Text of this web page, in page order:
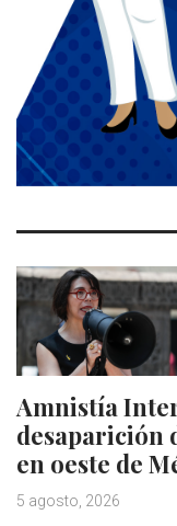
Amnistía
desaparición
en oeste de
5 agosto, 2026